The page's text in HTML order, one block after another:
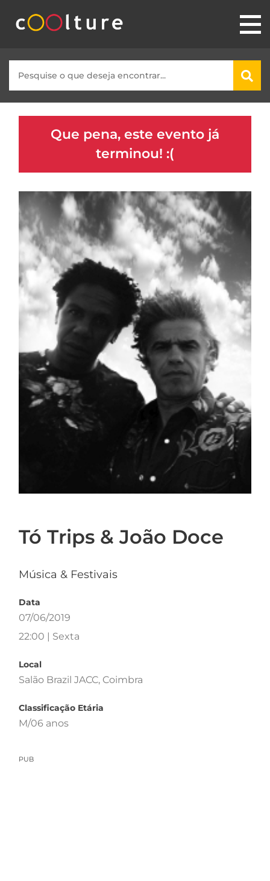
Que pena, este evento já
terminou! :(
Tó Trips & João Doce
Música & Festivais
Data
07/06/2019
22:00 | Sexta
Local
Salão Brazil JACC, Coimbra
Classificação Etária
M/06 anos
PUB